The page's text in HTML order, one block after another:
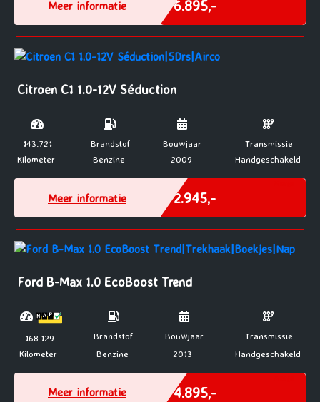
Meer informatie € 6.895,-
Citroen C1 1.0-12V Séduction
143.721
Kilometer
Brandstof
Benzine
Bouwjaar
2009
Transmissie
Handgeschakeld
Meer informatie € 2.945,-
Ford B-Max 1.0 EcoBoost Trend
168.129
Kilometer
Brandstof
Benzine
Bouwjaar
2013
Transmissie
Handgeschakeld
Meer informatie € 4.895,-